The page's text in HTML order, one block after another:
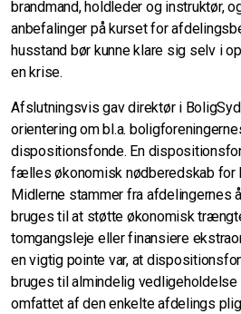
brandmand, holdleder og instruktør,
anbefalinger på kurset for
husstand bør kunne klare sig selv i
en krise.
Afslutningsvis gav direktør i
orientering om bl.a.
dispositionsfonde. En
fælles økonomisk nødberedskab for
Midlerne stammer fra afdelingernes
bruges til at støtte økonomisk
tomgangsleje eller finansiere
en vigtig pointe var, at
bruges til almindelig vedligeholdelse
omfattet af den enkelte afdelings